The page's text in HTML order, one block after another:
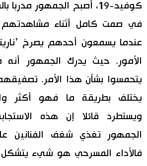
كوفيد-19، أصبح الجمهور
في صمت كامل أثناء مشاهدتهم
عندما يسمعون أحدهم يصرخ
الأمور. حيث يدرك الجمهور
يتحمسوا بشأن هذا الأمر.
يختلف بطريقة ما فهو أكثر
ويستطرد قائلا إن هذه
الجمهور تغذي شغف الفنانين
فالأداء المسرحي هو شيء يتشكل